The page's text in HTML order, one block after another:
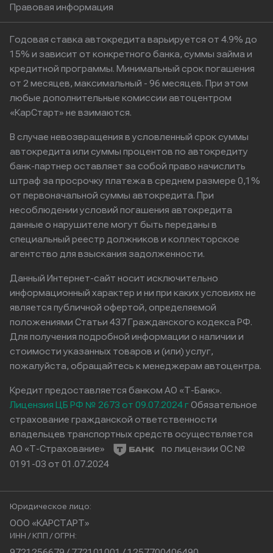
Правовая информация
Годовая ставка автокредита варьируется от 4.9% до
15% и зависит от конкретного банка, суммы займа и
кредитной программы. Минимальный срок погашения
от 2 месяцев, максимальный - 96 месяцев. При этом
любые дополнительные комиссии автоцентром
«КарСтарт» не взимаются.
В случае невозвращения в условленный срок суммы
автокредита или суммы процентов по автокредиту
банк-партнер оставляет за собой право начислить
штраф за просрочку платежа в среднем размере 0,1%
от первоначальной суммы автокредита. При
несоблюдении условий погашения автокредита
данные о нарушителе могут быть переданы в
специальный реестр должников и коллекторское
агентство для взыскания задолженности.
Данный Интернет-сайт носит исключительно
информационный характер и ни при каких условиях не
является публичной офертой, определяемой
положениями Статьи 437 Гражданского кодекса РФ.
Для получения подробной информации о наличии и
стоимости указанных товаров и (или) услуг,
пожалуйста, обращайтесь к менеджерам автоцентра.
Кредит предоставляется банком АО «Т-Банк».
Лицензия ЦБ РФ № 2673 от 09.07.2024 гОбязательное
страхование гражданской ответственности
владельцев транспортных средств осуществляется
АО «Т-Страхование»
по лицензии ОС №
0191-03 от 01.07.2024
Юридическое лицо:
ООО «КАРСТАРТ»
ИНН / КПП / ОГРН: